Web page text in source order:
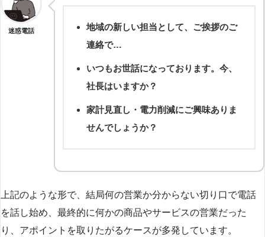
迷惑電話
地域の新しい担当として、ご挨拶のご
連絡で…
いつもお世話になっております。今、
社長はいますか？
家計見直し・電力削減にご興味ありま
せんでしょうか？
上記のような形で、結局何の営業か分からない切り口で電話
を話し始め、最終的に何かの商品やサービスの営業だった
り、アポイントを取りたがるケースが多発しています。